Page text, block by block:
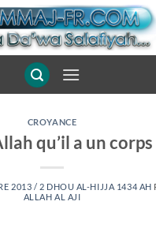
CROYANCE
qu’il a un corps
2013 / 2 DHOU AL-HIJJA 1434 AH
ALLAH AL AJI